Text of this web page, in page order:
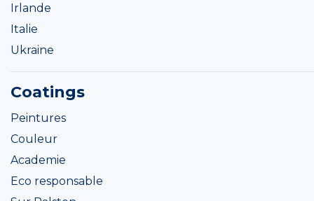
Irlande
Italie
Ukraine
Coatings
Peintures
Couleur
Academie
Eco responsable